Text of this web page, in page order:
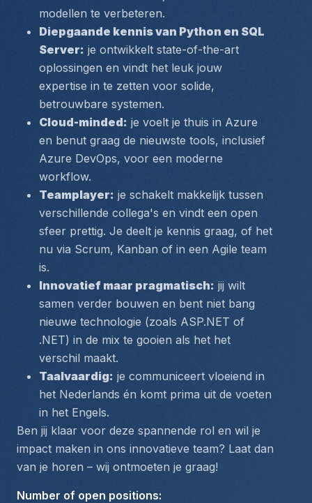
modellen te verbeteren.
Diepgaande kennis van Python en SQL
Server: je ontwikkelt state-of-the-art
oplossingen en vindt het leuk jouw
expertise in te zetten voor solide,
betrouwbare systemen.
Cloud-minded: je voelt je thuis in Azure
en benut graag de nieuwste tools, inclusief
Azure DevOps, voor een moderne
workflow.
Teamplayer: je schakelt makkelijk tussen
verschillende collega's en vindt een open
sfeer prettig. Je deelt je kennis graag, of het
nu via Scrum, Kanban of in een Agile team
is.
Innovatief maar pragmatisch: jij wilt
samen verder bouwen en bent niet bang
nieuwe technologie (zoals ASP.NET of
.NET) in de mix te gooien als het het
verschil maakt.
Taalvaardig: je communiceert vloeiend in
het Nederlands én komt prima uit de voeten
in het Engels.
Ben jij klaar voor deze spannende rol en wil je
impact maken in ons innovatieve team? Laat dan
van je horen – wij ontmoeten je graag!
Number of open positions: